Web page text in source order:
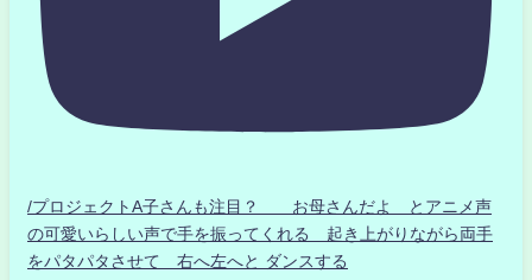
/プロジェクトA子さんも注目？ お母さんだよ とアニメ声
の可愛いらしい声で手を振ってくれる 起き上がりながら両手
をパタパタさせて 右へ左へと ダンスする